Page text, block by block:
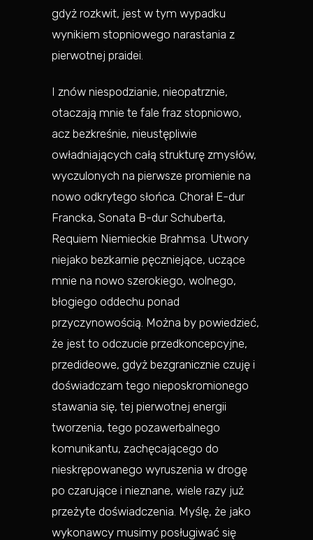
gdyż rozkwit, jest w tym wypadku
wynikiem stopniowego narastania z
pierwotnej praidei.
I znów niespodzianie, nieopatrznie,
otaczają mnie te fale fraz stopniowo,
acz bezkreśnie, nieustępliwie
owładniających całą strukturę zmysłów,
wyczulonych na pierwsze promienie na
nowo odkrytego słońca. Chorał E-dur
Francka, Sonata B-dur Schuberta,
Requiem Niemieckie Brahmsa. Utwory
niejako bezkarnie pęczniejące, uczące
mnie na nowo szerokiego, wolnego,
błogiego oddechu ponad
przyczynowością. Można by powiedzieć,
że jest to odczucie przedkoncepcyjne,
przedideowe, gdyż bezgranicznie czuję i
doświadczam tego nieposkromionego
stawania się, tej pierwotnej energii
tworzenia, tego pozawerbalnego
komunikantu, zachęcającego do
nieskrępowanego wyruszenia w drogę
po czarujące i nieznane, wiele razy już
przeżyte doświadczenia. Myślę, że jako
wykonawcy musimy posługiwać się